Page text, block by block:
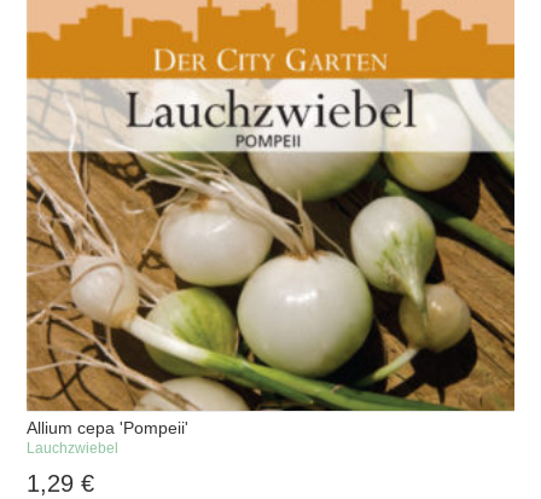
Allium cepa 'Pompeii'
Lauchzwiebel
1,29€